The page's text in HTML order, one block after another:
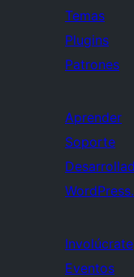
Temas
Plugins
Patrones
Aprender
Soporte
Involúcrate
Eventos